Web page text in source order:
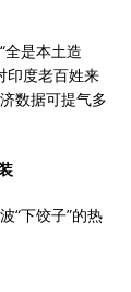
全是本土造
度老百姓来
数据可提气多
“下饺子”的热